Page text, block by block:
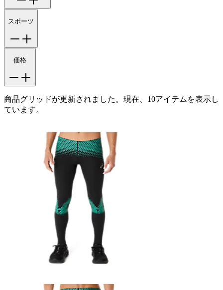
スポーツ
価格
商品グリッドが更新されました。現在、10アイテムを表示し
ています。